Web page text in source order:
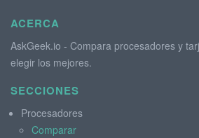
ACERCA
AskGeek.io - Compara procesadores y
elegir los mejores.
SECCIONES
Procesadores
Comparar